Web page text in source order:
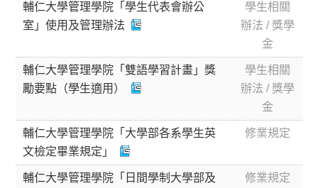
輔仁大學管理學院「學生代表會辦公
室」使用及管理辦法
學生相關
辦法 / 獎學
金
輔仁大學管理學院「雙語學習計畫」獎
勵要點（學生適用）
學生相關
辦法 / 獎學
金
輔仁大學管理學院「大學部各系學生英
文檢定畢業規定」
修業規定
輔仁大學管理學院「日間學制大學部及
修業規定